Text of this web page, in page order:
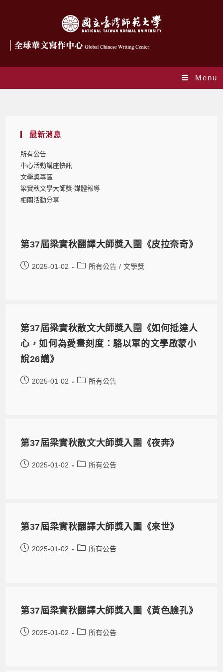
Menu
最新消息
所有公告
中心活動講座快訊
文學獎專區
梁實秋文學大師獎-媒體報導
相關活動分享
第37屆梁實秋翻譯大師獎入圍《皮拉奈奇》
2025-01-02 所有公告 / 文學獎
第37屆梁實秋散文大師獎入圍《如何抵達人
心，如何為愛畫刻度：駱以軍的文學啟蒙小
說26講》
2025-01-02 所有公告
第37屆梁實秋散文大師獎入圍《夜奔》
2025-01-02 所有公告
第37屆梁實秋翻譯大師獎入圍《來世》
2025-01-02 所有公告
第37屆梁實秋翻譯大師獎入圍《黃色臉孔》
2025-01-02 所有公告